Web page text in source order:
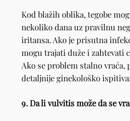
Kod blažih oblika, tegobe
nekoliko dana uz pravilnu
iritansa. Ako je prisutna
mogu trajati duže i zahtevati
Ako se problem stalno vraća,
detaljnije ginekološko
9. Da li vulvitis može da se